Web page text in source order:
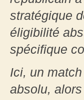
stratégique
éligibilité
spécifique
Ici, un
absolu,